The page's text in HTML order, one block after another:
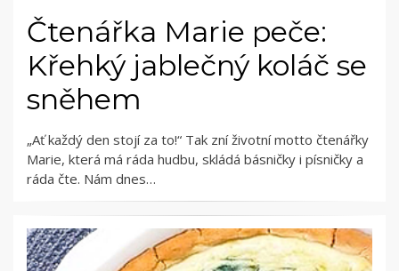
Čtenářka Marie peče:
Křehký jablečný koláč se
sněhem
„Ať každý den stojí za to!“ Tak zní životní motto čtenářky
Marie, která má ráda hudbu, skládá básničky i písničky a
ráda čte. Nám dnes…